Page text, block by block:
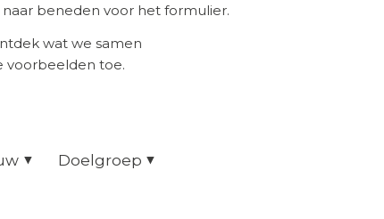
beneden voor het formulier.
wat we samen
voorbeelden toe.